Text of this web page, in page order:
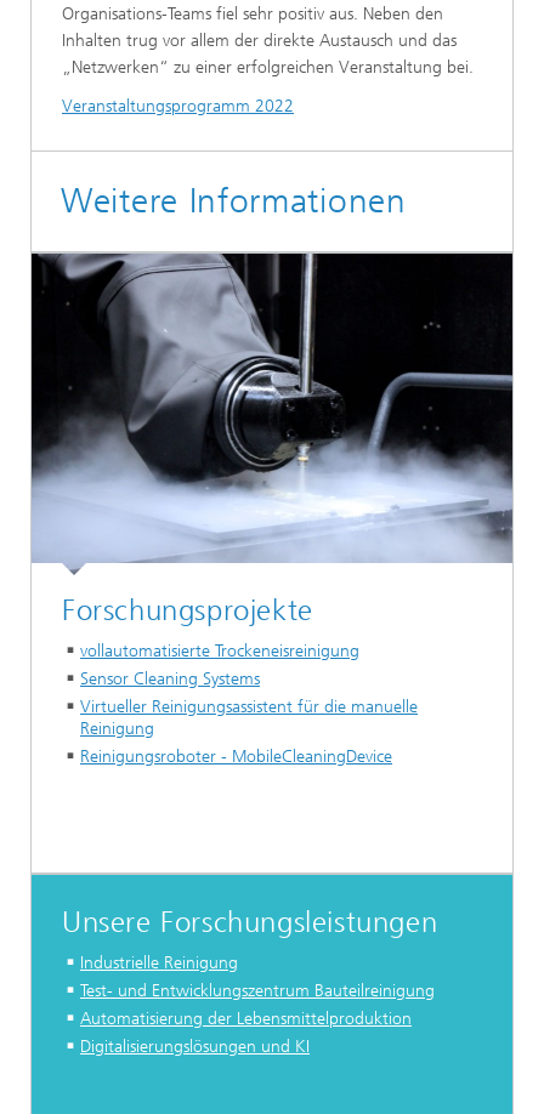
Organisations-Teams fiel sehr positiv aus. Neben den
Inhalten trug vor allem der direkte Austausch und das
„Netzwerken“ zu einer erfolgreichen Veranstaltung bei.
Veranstaltungsprogramm 2022
Weitere Informationen
Forschungsprojekte
vollautomatisierte Trockeneisreinigung
Sensor Cleaning Systems
Virtueller Reinigungsassistent für die manuelle
Reinigung
Reinigungsroboter - MobileCleaningDevice
Unsere Forschungsleistungen
Industrielle Reinigung
Test- und Entwicklungszentrum Bauteilreinigung
Automatisierung der Lebensmittelproduktion
Digitalisierungslösungen und KI